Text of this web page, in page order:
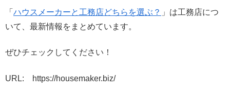
「 ハウスメーカーと工務店どちらを選ぶ？ 」は工務店につ
いて、最新情報をまとめています。
ぜひチェックしてください！
URL: https://housemaker.biz/